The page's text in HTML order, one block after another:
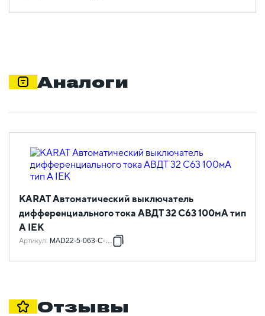
Аналоги
KARAT Автоматический выключатель
дифференциального тока АВДТ 32 C63 100мА тип
A IEK
Артикул: MAD22-5-063-C-100
Отзывы